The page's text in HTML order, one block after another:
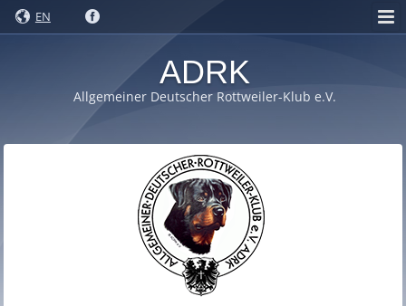
EN
ADRK
Allgemeiner Deutscher Rottweiler-Klub e.V.